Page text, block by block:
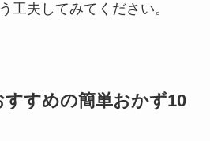
工夫してみてください。
すめの簡単おかず10